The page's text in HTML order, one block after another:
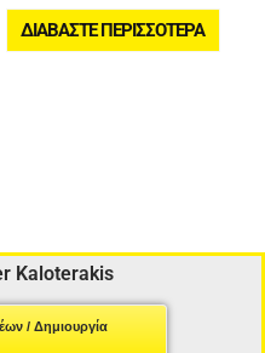
ΔΙΑΒΆΣΤΕ ΠΕΡΙΣΣΌΤΕΡΑ
Kaloterakis
/ Δημιουργία